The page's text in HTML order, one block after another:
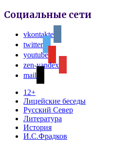
Социальные сети
vkontakte
twitter
youtube
zen-yandex
mail
12+
Лицейские беседы
Русский Север
Литература
История
И.С.Фрадков